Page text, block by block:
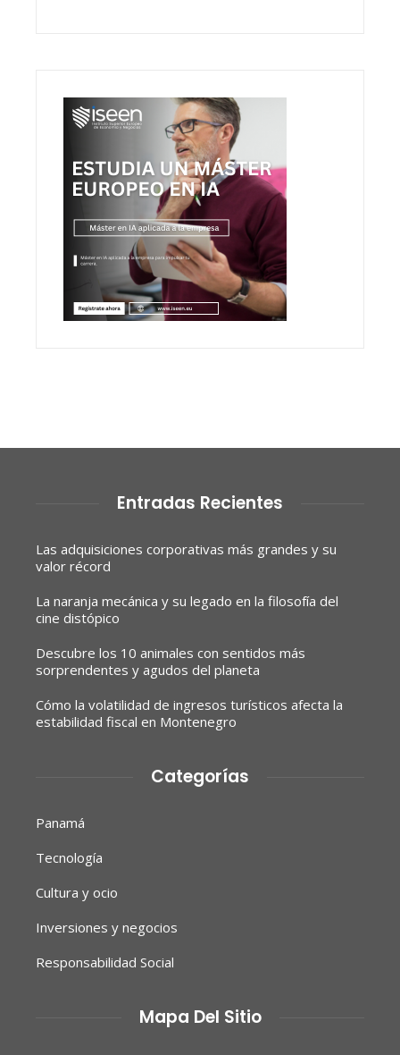
Entradas Recientes
Las adquisiciones corporativas más grandes y su
valor récord
La naranja mecánica y su legado en la filosofía del
cine distópico
Descubre los 10 animales con sentidos más
sorprendentes y agudos del planeta
Cómo la volatilidad de ingresos turísticos afecta la
estabilidad fiscal en Montenegro
Categorías
Panamá
Tecnología
Cultura y ocio
Inversiones y negocios
Responsabilidad Social
Mapa Del Sitio